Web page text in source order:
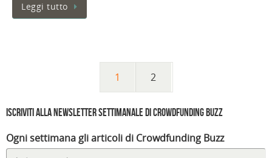
Leggi tutto
1 2
Iscriviti alla Newsletter settimanale di Crowdfunding Buzz
Ogni settimana gli articoli di Crowdfunding Buzz